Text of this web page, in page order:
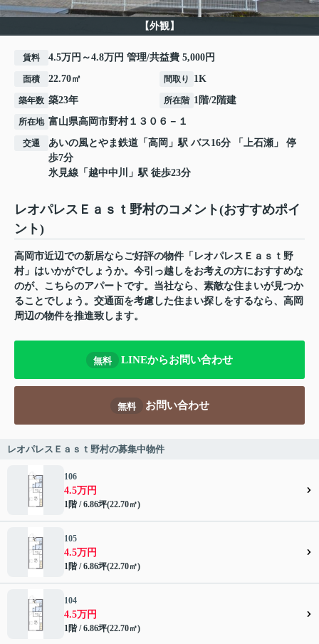
【外観】
賃料 4.5万円～4.8万円 管理/共益費 5,000円
面積 22.70㎡ 間取り 1K
築年数 築23年 所在階 1階/2階建
所在地 富山県高岡市野村１３０６－１
交通 あいの風とやま鉄道 「 高岡 」駅 バス16分 「上石瀬」 停
歩7分
氷見線 「 越中中川 」駅 徒歩23分
レオパレスＥａｓｔ野村のコメント(おすすめポイ
ント)
高岡市近辺での新居ならご好評の物件「レオパレスＥａｓｔ野
村」はいかがでしょうか。今引っ越しをお考えの方におすすめな
のが、こちらのアパートです。当社なら、素敵な住まいが見つか
ることでしょう。交通面を考慮した住まい探しをするなら、高岡
周辺の物件を推進致します。
無料 LINEからお問い合わせ
無料 お問い合わせ
レオパレスＥａｓｔ野村の募集中物件
106
4.5万円
1階 / 6.86坪(22.70㎡)
105
4.5万円
1階 / 6.86坪(22.70㎡)
104
4.5万円
1階 / 6.86坪(22.70㎡)